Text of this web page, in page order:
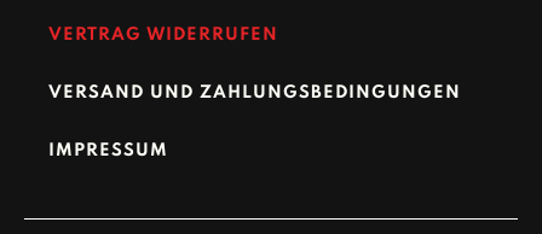
VERTRAG WIDERRUFEN
VERSAND UND ZAHLUNGSBEDINGUNGEN
IMPRESSUM